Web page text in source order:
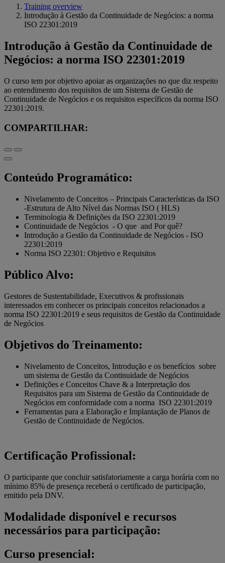
Training overview
Introdução à Gestão da Continuidade de Negócios: a norma
ISO 22301:2019
Introdução à Gestão da Continuidade de
Negócios: a norma ISO 22301:2019
O curso tem por objetivo apoiar as organizações no que diz respeito
ao entendimento dos requisitos de um Sistema de Gestão de
Continuidade de Negócios e os requisitos específicos da norma ISO
22301:2019.
COMPARTILHAR:
Conteúdo Programático:
Nivelamento de Conceitos – Principais Características da ISO
-Estrutura de Alto Nível das Normas ISO ( HLS)
Terminologia & Definições da ISO 22301:2019
Continuidade de Negócios - O que and Por quê?
Introdução a Gestão da Continuidade de Negócios - ISO
22301:2019
Norma ISO 22301: Objetivo e Requisitos
Público Alvo:
Gestores de Sustentabilidade, Executivos & profissionais
interessados em conhecer os principais conceitos relacionados a
norma ISO 22301:2019 e seus requisitos de Gestão da Continuidade
de Negócios
Objetivos do Treinamento:
Nivelamento de Conceitos, Introdução e os benefícios sobre
um sistema de Gestão da Continuidade de Negócios
Definições e Conceitos Chave & a Interpretação dos
Requisitos para um Sistema de Gestão da Continuidade de
Negócios em conformidade com a norma ISO 22301:2019
Ferramentas para a Elaboração e Implantação de Planos de
Gestão de Continuidade de Negócios.
Certificação Profissional:
O participante que concluir satisfatoriamente a carga horária com no
mínimo 85% de presença receberá o certificado de participação,
emitido pela DNV.
Modalidade disponível e recursos
necessários para participação:
Curso presencial: